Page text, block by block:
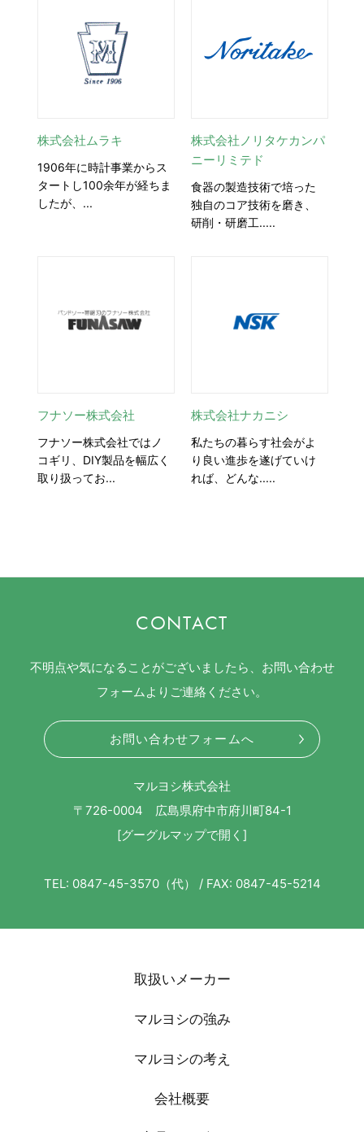
株式会社ムラキ
1906年に時計事業からス
タートし100余年が経ちま
したが、...
株式会社ノリタケカンパ
ニーリミテド
食器の製造技術で培った
独自のコア技術を磨き、
研削・研磨工.....
フナソー株式会社
フナソー株式会社ではノ
コギリ、DIY製品を幅広く
取り扱ってお...
株式会社ナカニシ
私たちの暮らす社会がよ
り良い進歩を遂げていけ
れば、どんな.....
CONTACT
不明点や気になることがございましたら、お問い合わせ
フォームよりご連絡ください。
お問い合わせフォームへ
マルヨシ株式会社
〒726-0004 広島県府中市府川町84-1
[グーグルマップで開く]
TEL: 0847-45-3570（代） / FAX: 0847-45-5214
取扱いメーカー
マルヨシの強み
マルヨシの考え
会社概要